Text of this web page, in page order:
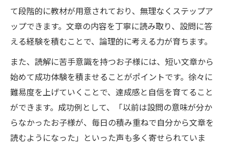
て段階的に教材が用意されており、無理なくステップア
ップできます。文章の内容を丁寧に読み取り、設問に答
える経験を積むことで、論理的に考える力が育ちます。
また、読解に苦手意識を持つお子様には、短い文章から
始めて成功体験を積ませることがポイントです。徐々に
難易度を上げていくことで、達成感と自信を育てること
ができます。成功例として、「以前は設問の意味が分か
らなかったお子様が、毎日の積み重ねで自分から文章を
読むようになった」といった声も多く寄せられていま